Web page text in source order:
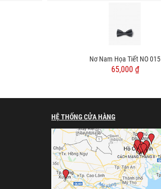
Nơ Nam Họa Tiết NO 015
65,000 ₫
HỆ THỐNG CỬA HÀNG